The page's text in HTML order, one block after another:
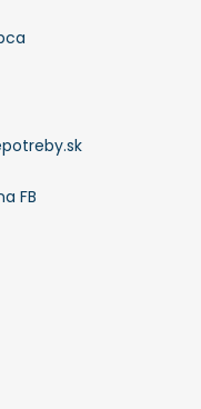
FB